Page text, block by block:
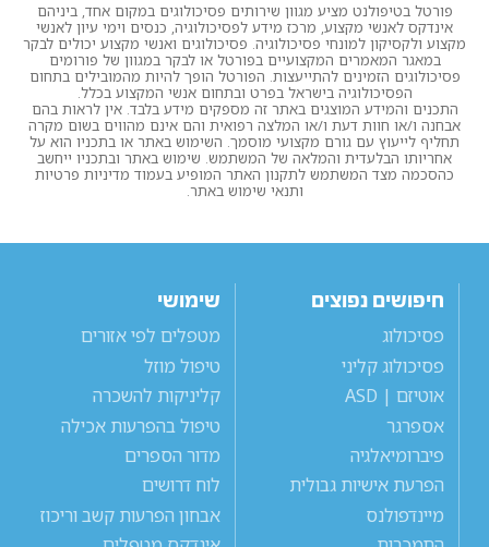
פורטל בטיפולנט מציע מגוון שירותים פסיכולוגים במקום אחד, ביניהם
אינדקס לאנשי מקצוע, מרכז מידע לפסיכולוגיה, כנסים וימי עיון לאנשי
מקצוע ולקסיקון למונחי פסיכולוגיה. פסיכולוגים ואנשי מקצוע יכולים לבקר
במאגר המאמרים המקצועיים בפורטל או לבקר במגוון של פורומים
פסיכולוגים הזמינים להתייעצות. הפורטל הופך להיות מהמובילים בתחום
הפסיכולוגיה בישראל בפרט ובתחום אנשי המקצוע בכלל.
התכנים והמידע המוצגים באתר זה מספקים מידע בלבד. אין לראות בהם
אבחנה ו/או חוות דעת ו/או המלצה רפואית והם אינם מהווים בשום מקרה
תחליף לייעוץ עם גורם מקצועי מוסמך. השימוש באתר או בתכניו הוא על
אחריותו הבלעדית והמלאה של המשתמש. שימוש באתר ובתכניו ייחשב
כהסכמה מצד המשתמש לתקנון האתר המופיע בעמוד מדיניות פרטיות
ותנאי שימוש באתר.
חיפושים נפוצים
פסיכולוג
פסיכולוג קליני
אוטיזם | ASD
אספרגר
פיברומיאלגיה
הפרעת אישיות גבולית
מיינדפולנס
שימושי
מטפלים לפי אזורים
טיפול מוזל
קליניקות להשכרה
טיפול בהפרעות אכילה
מדור הספרים
לוח דרושים
אבחון הפרעות קשב וריכוז